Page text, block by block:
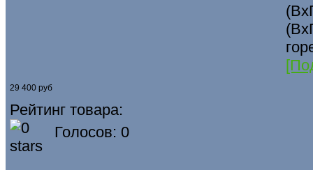
29 400 руб
Рейтинг товара:
Голосов: 0